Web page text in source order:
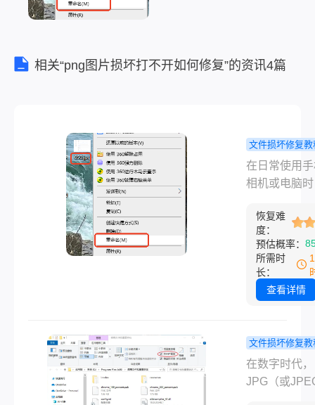
图片无法正常显示。以
相关“png图片损坏打不开如何修复”的资讯4篇
文件损坏修复教
坏的图片怎
复？常用修
在日常使用
相机或电脑
件损坏打不
况：文件头
数据错误、
符甚至物理
可能导致图
何修复的常
总结，涵盖
操作到专业
恢复难
度：
预估概率：
所需时
长：
查看详情
文件损坏修复教
jpg格式图
开如何修复
在数字时代，
JPG（或